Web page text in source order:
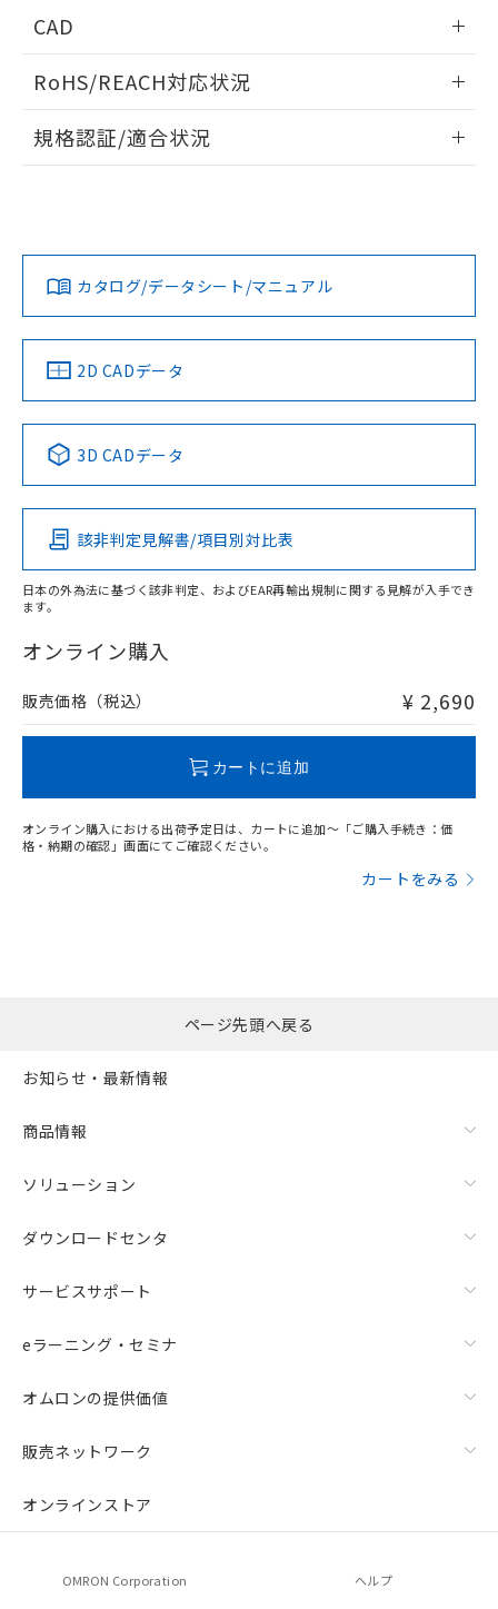
CAD
ドすることができます。
ログイン/会員登録
ダウンロードデータをご利用いただく前に、以下を必ずお読
みください。
ソフトウェアの使用条件
RoHS/REACH対応状況
EU RoHS 注意事項・凡例
対応済み
中国 RoHS 注意事項・凡例
Pb Hg Cd Cr(VI)
O
在庫等で未対応品が混在する可能性があります。
問い合わせください。
規格認証/適合状況
カタログ/データシート/マニュアル
2D CADデータ
3D CADデータ
該非判定見解書/項目別対比表
日本の外為法に基づく該非判定、およびEAR再輸出規制に関する見解が入手でき
ます。
オンライン購入
販売価格（税込） ¥ 2,690
カートに追加
オンライン購入における出荷予定日は、カートに追加～「ご購入手続き：価
格・納期の確認」画面にてご確認ください。
カートをみる
ページ先頭へ戻る
お知らせ・最新情報
商品情報
ソリューション
ダウンロードセンタ
サービスサポート
eラーニング・セミナ
オムロンの提供価値
販売ネットワーク
オンラインストア
OMRON Corporation ヘルプ